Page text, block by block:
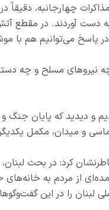
چهارجانبه، دقیقاً
دست آوردند. در مقطع
در پاسخ می‌توانیم هم
نیروهای مسلح و چه
و دیدید که پایان جنگ
و میدان، مکمل
کرد: در بحث
از مردم به خانه‌های
را در این